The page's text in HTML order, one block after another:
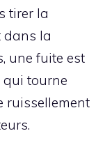
tirer la
dans la
une fuite est
qui tourne
ruissellement